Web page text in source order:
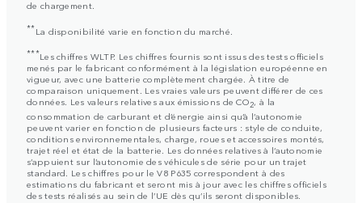
de chargement.
**La disponibilité varie en fonction du marché.
***Les chiffres WLTP. Les chiffres fournis sont issus des tests officiels
menés par le fabricant conformément à la législation européenne en
vigueur, avec une batterie complètement chargée. À titre de
comparaison uniquement. Les vraies valeurs peuvent différer de ces
données. Les valeurs relatives aux émissions de CO2, à la
consommation de carburant et d’énergie ainsi qu’à l’autonomie
peuvent varier en fonction de plusieurs facteurs : style de conduite,
conditions environnementales, charge, roues et accessoires montés,
trajet réel et état de la batterie. Les données relatives à l’autonomie
s’appuient sur l’autonomie des véhicules de série pour un trajet
standard. Les chiffres pour le V8 P635 correspondent à des
estimations du fabricant et seront mis à jour avec les chiffres officiels
des tests réalisés au sein de l’UE dès qu’ils seront disponibles.